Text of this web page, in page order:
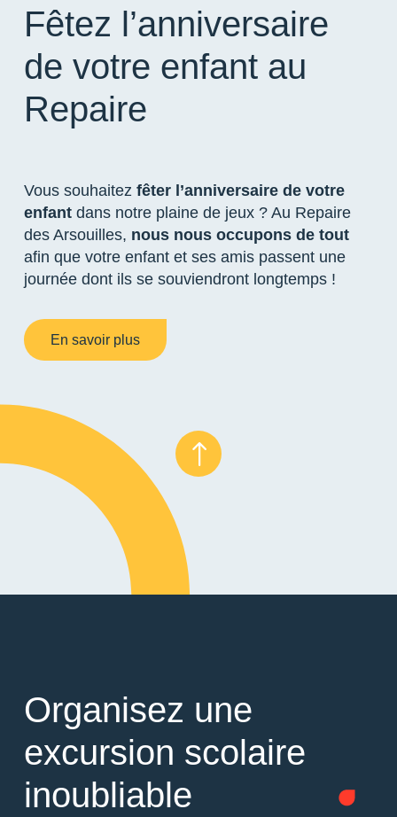
Fêtez l’anniversaire
de votre enfant au
Repaire
Vous souhaitez fêter l’anniversaire de votre
enfantdans notre plaine de jeux ? Au Repaire
des Arsouilles, nous nous occupons de tout
afin que votre enfant et ses amis passent une
journée dont ils se souviendront longtemps !
En savoir plus
!
Organisez une
excursion scolaire
inoubliable